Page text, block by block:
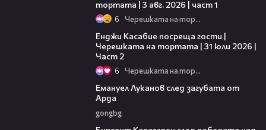
тортата | 3 авг. 2026 | част 1
6 Черешката на тортата
Енджи Касабие посреща гости |
Черешката на тортата | 31 юли 2026 |
Част 2
6 Черешката на тортата
Емануел Луканов след загубата от
Арда
gongbg